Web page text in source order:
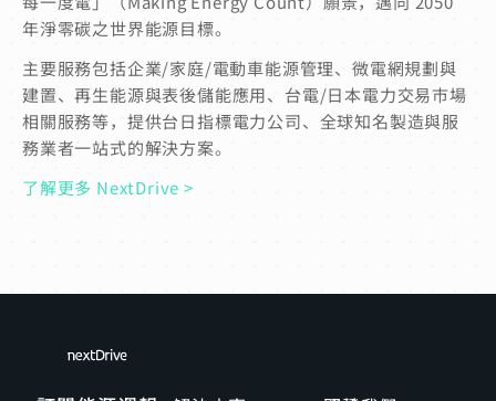
年淨零碳之世界能源目標。
主要服務包括企業/家庭/電動車能源管理、微電網規劃與
建置、再生能源與表後儲能應用、台電/日本電力交易市場
相關服務等，提供台日指標電力公司、全球知名製造與服
務業者一站式的解決方案。
了解更多 NextDrive >